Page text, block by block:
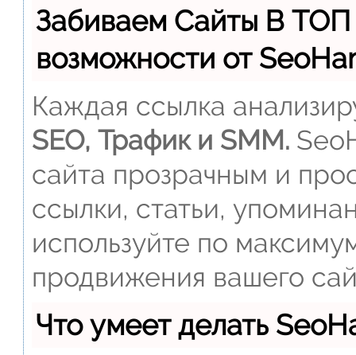
Забиваем Сайты В
возможности от
Каждая ссылка
SEO, Трафик и SMM.
сайта прозрачным и
ссылки, статьи,
используйте по
продвижения вашего
Что умеет делать